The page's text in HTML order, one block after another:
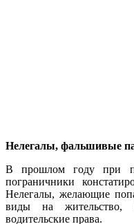
Нелегалы, фальшивые
В прошлом году при
пограничники
Нелегалы, желающие
виды на жительство,
водительские права.